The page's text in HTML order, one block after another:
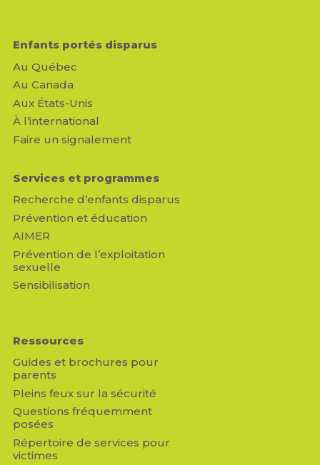
Enfants portés disparus
Au Québec
Au Canada
Aux États-Unis
À l’international
Faire un signalement
Services et programmes
Recherche d’enfants disparus
Prévention et éducation
AIMER
Prévention de l’exploitation
sexuelle
Sensibilisation
Ressources
Guides et brochures pour
parents
Pleins feux sur la sécurité
Questions fréquemment
posées
Répertoire de services pour
victimes